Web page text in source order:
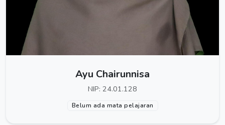
Ayu Chairunnisa
NIP: 24.01.128
Belum ada mata pelajaran